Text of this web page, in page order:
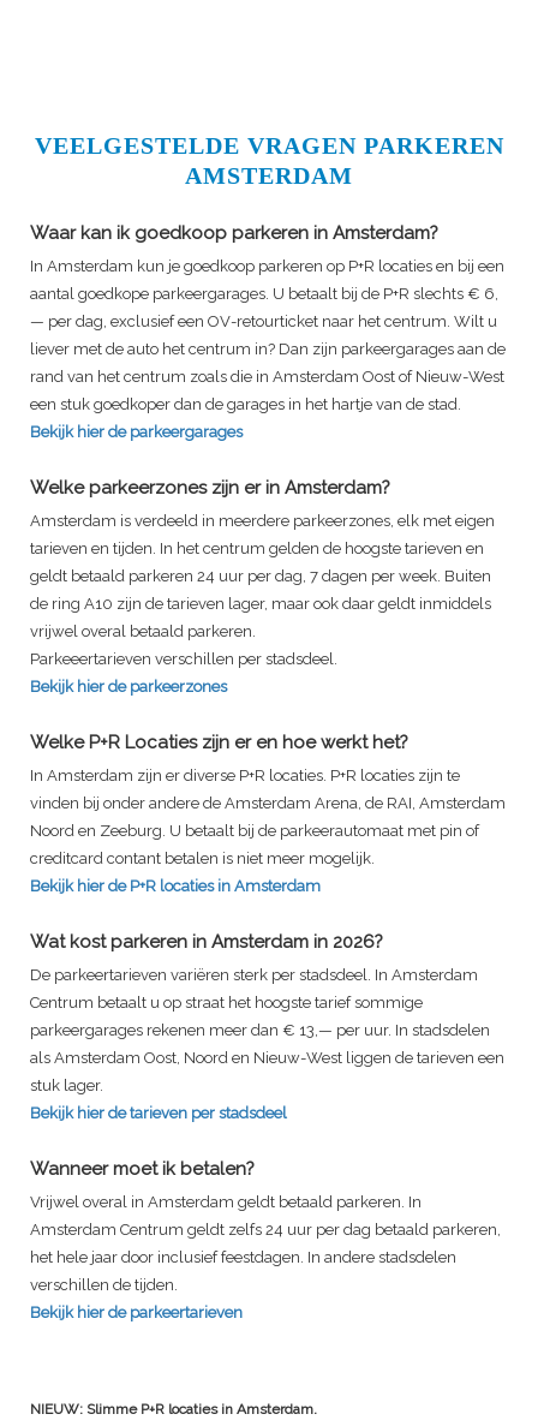
VEELGESTELDE VRAGEN PARKEREN
AMSTERDAM
Waar kan ik goedkoop parkeren in Amsterdam?
In Amsterdam kun je goedkoop parkeren op P+R locaties en bij een
aantal goedkope parkeergarages. U betaalt bij de P+R slechts € 6,
— per dag, exclusief een OV-retourticket naar het centrum. Wilt u
liever met de auto het centrum in? Dan zijn parkeergarages aan de
rand van het centrum zoals die in Amsterdam Oost of Nieuw-West
een stuk goedkoper dan de garages in het hartje van de stad.
Bekijk hier de parkeergarages
Welke parkeerzones zijn er in Amsterdam?
Amsterdam is verdeeld in meerdere parkeerzones, elk met eigen
tarieven en tijden. In het centrum gelden de hoogste tarieven en
geldt betaald parkeren 24 uur per dag, 7 dagen per week. Buiten
de ring A10 zijn de tarieven lager, maar ook daar geldt inmiddels
vrijwel overal betaald parkeren.
Parkeeertarieven verschillen per stadsdeel.
Bekijk hier de parkeerzones
Welke P+R Locaties zijn er en hoe werkt het?
In Amsterdam zijn er diverse P+R locaties. P+R locaties zijn te
vinden bij onder andere de Amsterdam Arena, de RAI, Amsterdam
Noord en Zeeburg. U betaalt bij de parkeerautomaat met pin of
creditcard contant betalen is niet meer mogelijk.
Bekijk hier de P+R locaties in Amsterdam
Wat kost parkeren in Amsterdam in 2026?
De parkeertarieven variëren sterk per stadsdeel. In Amsterdam
Centrum betaalt u op straat het hoogste tarief sommige
parkeergarages rekenen meer dan € 13,— per uur. In stadsdelen
als Amsterdam Oost, Noord en Nieuw-West liggen de tarieven een
stuk lager.
Bekijk hier de tarieven per stadsdeel
Wanneer moet ik betalen?
Vrijwel overal in Amsterdam geldt betaald parkeren. In
Amsterdam Centrum geldt zelfs 24 uur per dag betaald parkeren,
het hele jaar door inclusief feestdagen. In andere stadsdelen
verschillen de tijden.
Bekijk hier de parkeertarieven
NIEUW: Slimme P+R locaties in Amsterdam.